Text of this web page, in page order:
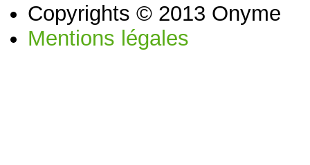
Copyrights © 2013 Onyme
Mentions légales